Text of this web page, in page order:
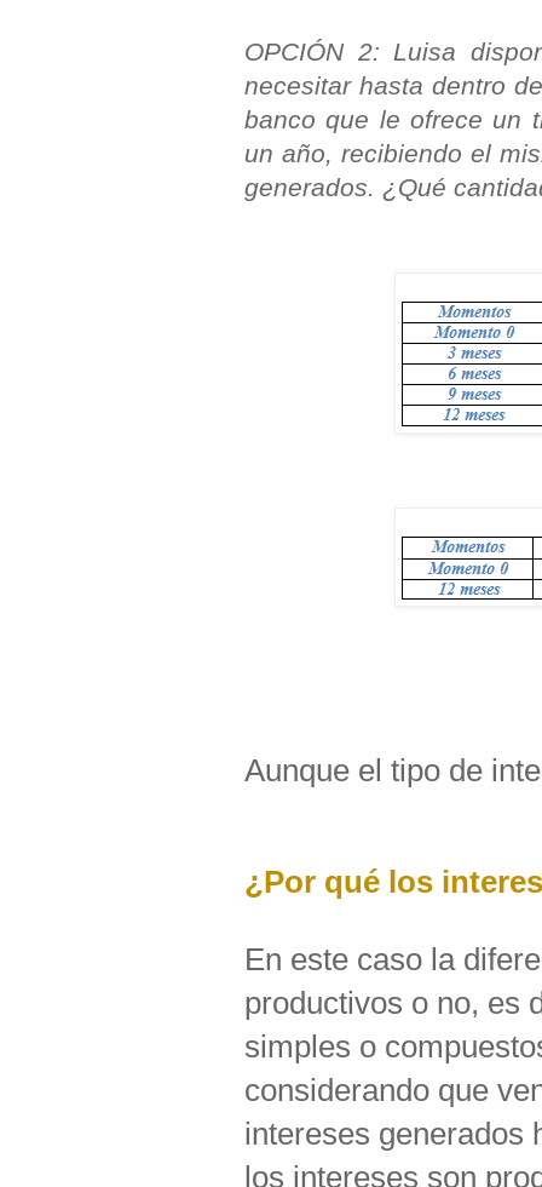
OPCIÓN 2: Luisa
necesitar hasta dentro
banco que le ofrece un
un año, recibiendo el
generados. ¿Qué
Aunque el tipo de
¿Por qué los
En este caso la
productivos o no, es
simples o
considerando que
intereses generados
los intereses son